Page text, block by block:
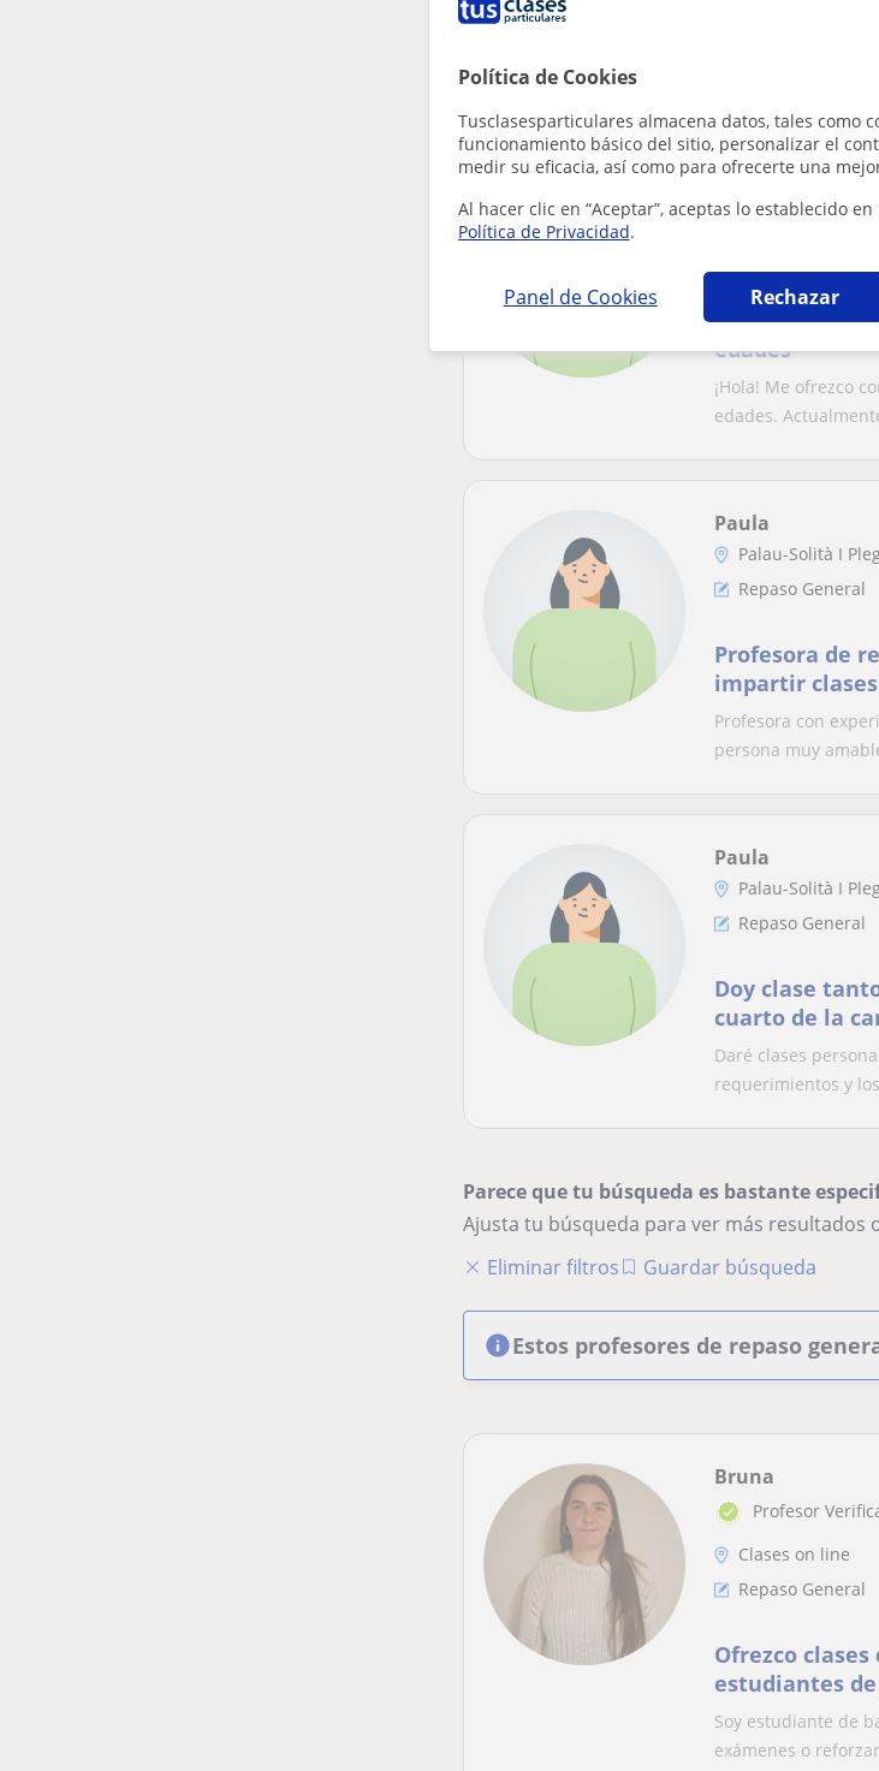
Política de Cookies
Tusclasesparticulares almacena datos, tales como
funcionamiento básico del sitio, personalizar el
medir su eficacia, así como para ofrecerte una
Al hacer clic en “Aceptar”, aceptas lo establecido
Política de Privacidad.
Panel de Cookies Rechazar
inglés
Soy Estudiante de
Palau-Solità I
Profesora de
edades
¡Hola! Me ofrezco
edades.
Paula
Palau-Solità I
Repaso General
Profesora de
impartir
Profesora con
persona muy
Paula
Palau-Solità I
Repaso General
Doy clase
cuarto de la
Daré clases
requerimientos y
Parece que tu búsqueda es bastante
Ajusta tu búsqueda para ver más resultados
Eliminar filtros
Guardar búsqueda
Estos profesores de repaso
Bruna
Profesor
Clases on line
Repaso General
Ofrezco
estudiantes
deberes,
Soy estudiante de
exámenes o